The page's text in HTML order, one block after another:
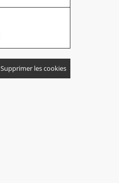
Supprimer les cookies